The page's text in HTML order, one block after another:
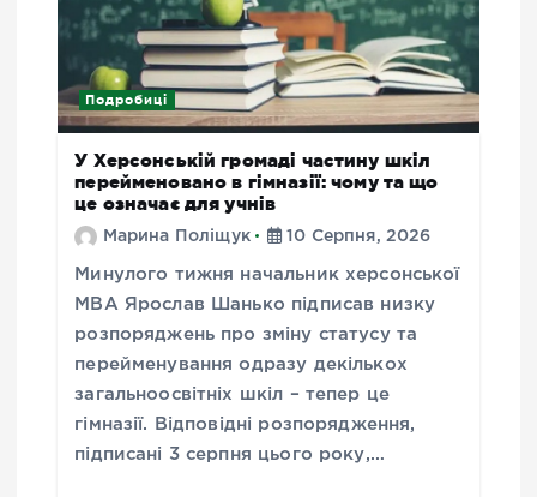
Подробиці
У Херсонській громаді частину шкіл
перейменовано в гімназії: чому та що
це означає для учнів
Марина Поліщук 10 Серпня, 2026
Минулого тижня начальник херсонської
МВА Ярослав Шанько підписав низку
розпоряджень про зміну статусу та
перейменування одразу декількох
загальноосвітніх шкіл – тепер це
гімназії. Відповідні розпорядження,
підписані 3 серпня цього року,…